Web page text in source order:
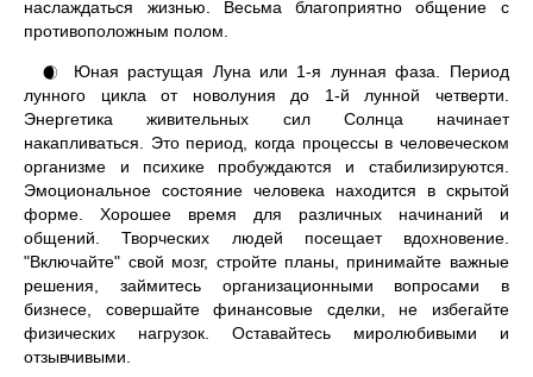
наслаждаться жизнью. Весьма благоприятно общение с
противоположным полом.
🌒
Юная растущая Луна или 1-я лунная фаза. Период
лунного цикла от новолуния до 1-й лунной четверти.
Энергетика живительных сил Солнца начинает
накапливаться. Это период, когда процессы в человеческом
организме и психике пробуждаются и стабилизируются.
Эмоциональное состояние человека находится в скрытой
форме. Хорошее время для различных начинаний и
общений. Творческих людей посещает вдохновение.
"Включайте" свой мозг, стройте планы, принимайте важные
решения, займитесь организационными вопросами в
бизнесе, совершайте финансовые сделки, не избегайте
физических нагрузок. Оставайтесь миролюбивыми и
отзывчивыми.